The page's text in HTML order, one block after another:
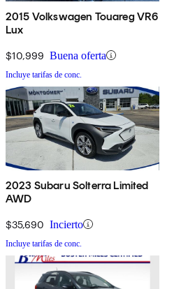
2015 Volkswagen Touareg VR6
Lux
$10,999 Buena oferta
Incluye tarifas de conc.
2023 Subaru Solterra Limited
AWD
$35,690 Incierto
Incluye tarifas de conc.